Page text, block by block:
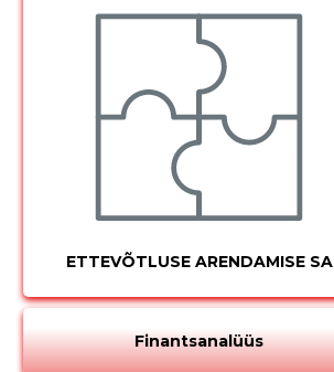
ETTEVÕTLUSE ARENDAMISE SA
Finantsanalüüs